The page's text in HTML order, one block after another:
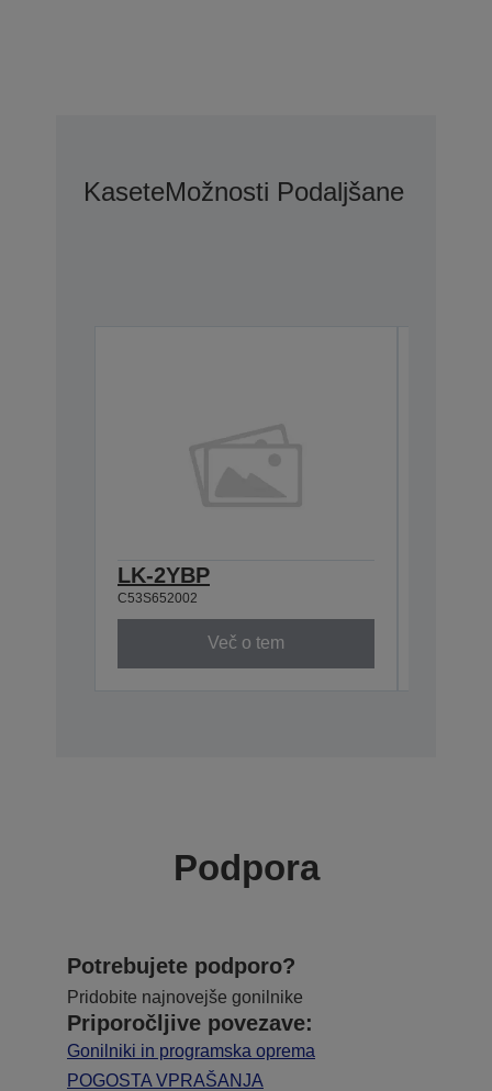
KaseteMožnosti Podaljšane
LK-2YBP
C53S652002
Več o tem
Podpora
Potrebujete podporo?
Pridobite najnovejše gonilnike
Priporočljive povezave:
Gonilniki in programska oprema
POGOSTA VPRAŠANJA